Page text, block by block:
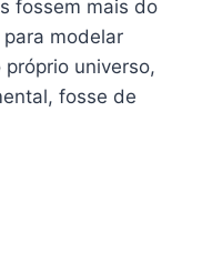
fossem mais do
modelar
universo,
fosse de